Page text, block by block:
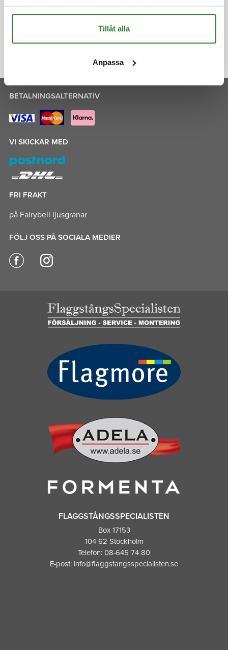
Tillåt alla
Anpassa
mig utifrån det inskickade formuläret.Integritetspolicy »
BETALNINGSALTERNATIV
VI SKICKAR MED
FRI FRAKT
på Fairybell ljusgranar
FÖLJ OSS PÅ SOCIALA MEDIER
FLAGGSTÅNGSSPECIALISTEN
Box 17153
104 62 Stockholm
Telefon: 08-645 74 80
E-post: info@flaggstangsspecialisten.se